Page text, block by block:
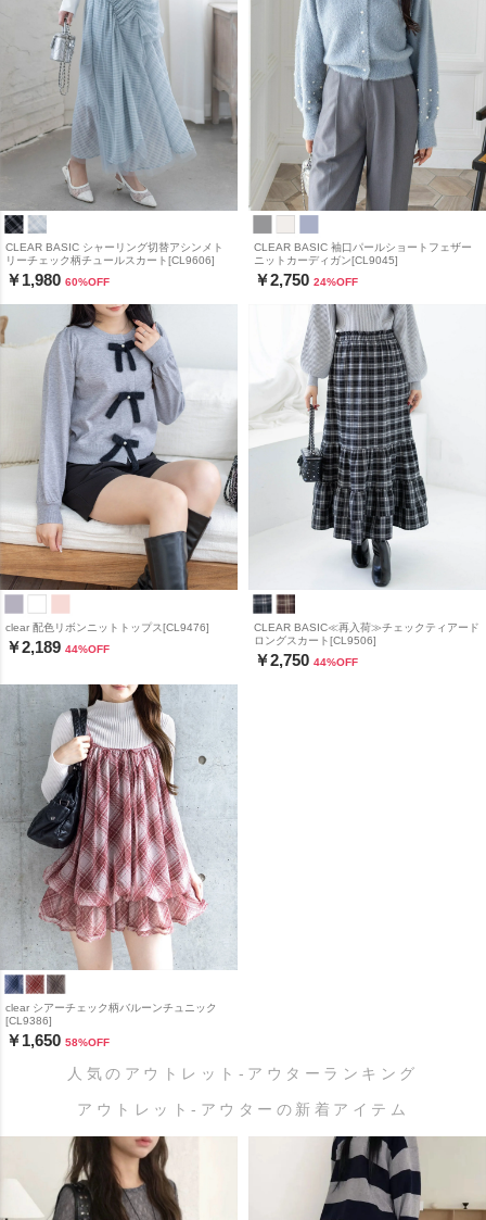
CLEAR BASIC シャーリング切替アシンメト
リーチェック柄チュールスカート[CL9606]
￥1,980 60%OFF
CLEAR BASIC 袖口パールショートフェザー
ニットカーディガン[CL9045]
￥2,750 24%OFF
clear 配色リボンニットトップス[CL9476]
￥2,189 44%OFF
CLEAR BASIC≪再入荷≫チェックティアード
ロングスカート[CL9506]
￥2,750 44%OFF
clear シアーチェック柄バルーンチュニック
[CL9386]
￥1,650 58%OFF
人気のアウトレット-アウターランキング
アウトレット-アウターの新着アイテム